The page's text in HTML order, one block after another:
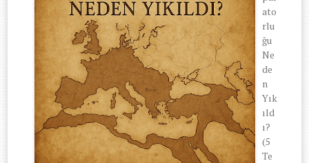
ato
rlu
ğu
Ne
de
n
Yık
ıld
ı?
(5
Te